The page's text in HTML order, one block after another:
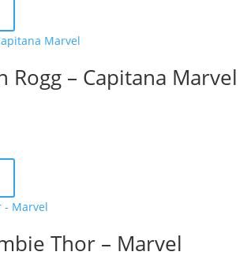
Rogg – Capitana Marvel
Thor – Marvel